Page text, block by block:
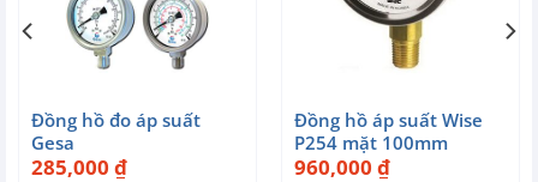
Đồng hồ đo áp suất
Gesa
285,000 ₫
Đồng hồ áp suất Wise
P254 mặt 100mm
960,000 ₫